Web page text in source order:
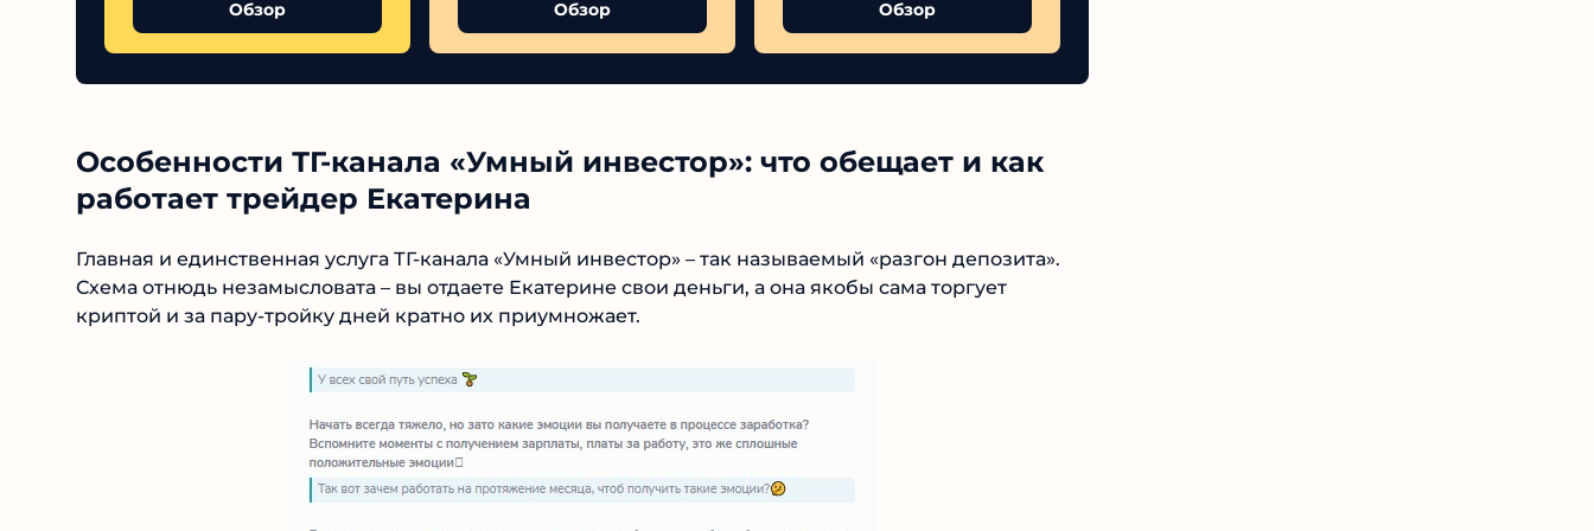
Обзор Обзор Обзор
Особенности ТГ-канала «Умный инвестор»: что обещает и как
работает трейдер Екатерина
Главная и единственная услуга ТГ-канала «Умный инвестор» – так называемый «разгон депозита».
Схема отнюдь незамысловата – вы отдаете Екатерине свои деньги, а она якобы сама торгует
криптой и за пару-тройку дней кратно их приумножает.